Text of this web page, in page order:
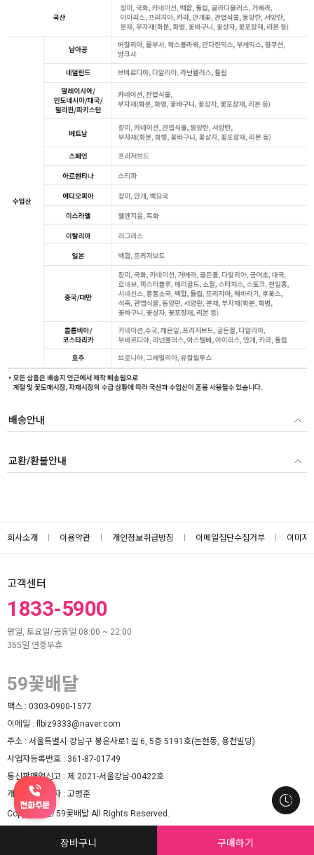
장바구니 구매하기
배송안내
교환/환불안내
회사소개 이용약관 개인정보취급방침 이메일집단수집거부 이미지
고객센터
1833-5900
평일, 토요일/공휴일 08:00 ~ 22:00
365일 연중무휴
59꽃배달
팩스 : 0303-0900-1577
이메일 :flbiz9333@naver.com
주소 : 서울특별시 강남구 봉은사로1길 6, 5층 5191호(논현동, 용천빌딩)
사업자등록번호 : 361-87-01749
통신판매업신고 : 제 2021-서울강남-00422호
개인정보책임자 : 고병훈
Copyright ⓒ 59꽃배달 All Rights Reserved.